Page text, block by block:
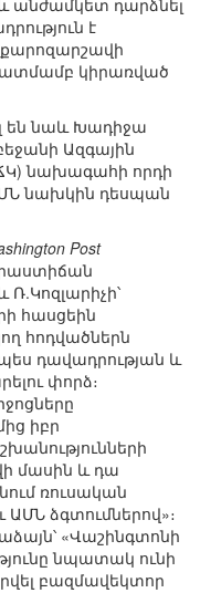
դարձնել
է
կիրառված
են նաև Խադիջա
Ազգային
նախագահի որդի
նախկին դեսպան
Post
հասցեին
հոդվածներն
դավադրության և
փորձ։
իբր
մասին և դա
ռուսական
ԱՄՆ ձգտումներով»։
«Վաշինգտոնի
նպատակ ունի
բազմավեկտոր